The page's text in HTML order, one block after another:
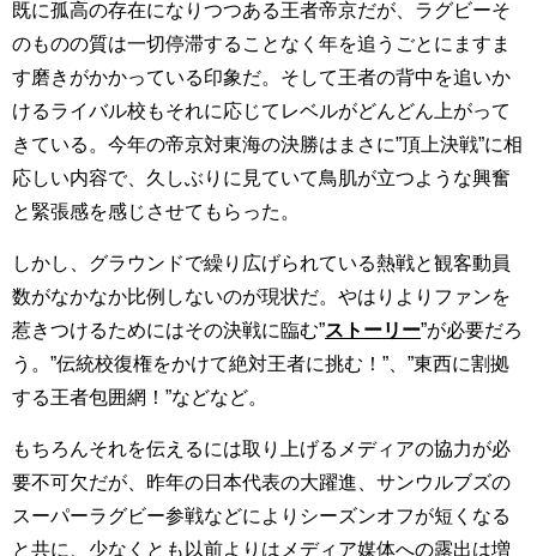
既に孤高の存在になりつつある王者帝京だが、ラグビーそ
のものの質は一切停滞することなく年を追うごとにますま
す磨きがかかっている印象だ。そして王者の背中を追いか
けるライバル校もそれに応じてレベルがどんどん上がって
きている。今年の帝京対東海の決勝はまさに”頂上決戦”に相
応しい内容で、久しぶりに見ていて鳥肌が立つような興奮
と緊張感を感じさせてもらった。
しかし、グラウンドで繰り広げられている熱戦と観客動員
数がなかなか比例しないのが現状だ。やはりよりファンを
惹きつけるためにはその決戦に臨む”ストーリー”が必要だろ
う。”伝統校復権をかけて絶対王者に挑む！”、”東西に割拠
する王者包囲網！”などなど。
もちろんそれを伝えるには取り上げるメディアの協力が必
要不可欠だが、昨年の日本代表の大躍進、サンウルブズの
スーパーラグビー参戦などによりシーズンオフが短くなる
と共に、少なくとも以前よりはメディア媒体への露出は増